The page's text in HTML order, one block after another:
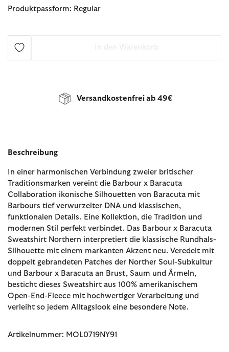
Produktpassform: Regular
Versandkostenfrei ab 49€
Beschreibung
In einer harmonischen Verbindung zweier britischer
Traditionsmarken vereint die Barbour x Baracuta
Collaboration ikonische Silhouetten von Baracuta mit
Barbours tief verwurzelter DNA und klassischen,
funktionalen Details. Eine Kollektion, die Tradition und
modernen Stil perfekt verbindet. Das Barbour x Baracuta
Sweatshirt Northern interpretiert die klassische Rundhals-
Silhouette mit einem markanten Akzent neu. Veredelt mit
doppelt gebrandeten Patches der Norther Soul-Subkultur
und Barbour x Baracuta an Brust, Saum und Ärmeln,
besticht dieses Sweatshirt aus 100% amerikanischem
Open-End-Fleece mit hochwertiger Verarbeitung und
verleiht so jedem Alltagslook eine besondere Note.
Artikelnummer: MOL0719NY91